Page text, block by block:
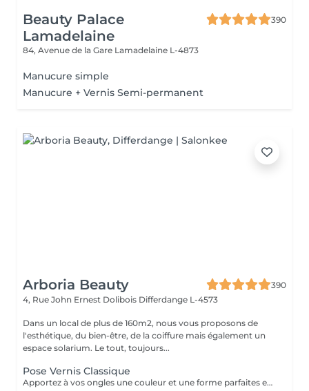
Beauty Palace
Lamadelaine
390
84, Avenue de la Gare Lamadelaine L-4873
Manucure simple
Manucure + Vernis Semi-permanent
Arboria Beauty
390
4, Rue John Ernest Dolibois Differdange L-4573
Dans un local de plus de 160m2, nous vous proposons de
l'esthétique, du bien-être, de la coiffure mais également un
espace solarium. Le tout, toujours...
Pose Vernis Classique
Apportez à vos ongles une couleur et une forme parfaites en un temps record.